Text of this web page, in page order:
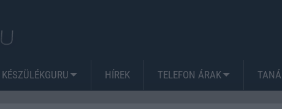
KÉSZÜLÉKGURU HÍREK TELEFON ÁRAK